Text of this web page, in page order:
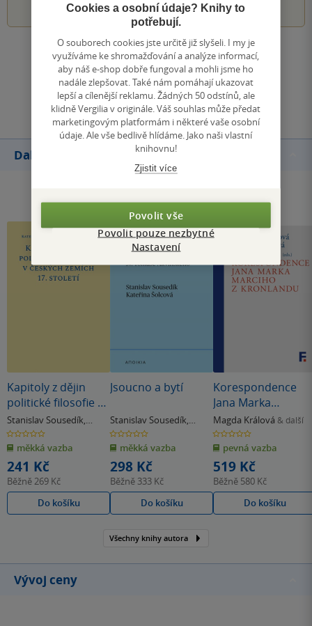
Zobrazit všechna hodnocení
Přidat hodnocení
Další knihy autora
Kapitoly z dějin
politické filosofie v
českých zemích 17.
století
Stanislav Sousedík,
Kateřina Šolcová
0.0
z
5
hvězdiček
měkká vazba
241 Kč
Běžně269 Kč
Do košíku
Jsoucno a bytí
Stanislav Sousedík,
Kateřina Šolcová
0.0
z
5
hvězdiček
měkká vazba
298 Kč
Běžně 333 Kč
Do košíku
Korespondence
Jana Marka
Marciho z
Kronlandu
Magda Králová & další
0.0
z
5
hvězdiček
pevná vazba
519 Kč
Běžně 580 Kč
Do košíku
Všechny knihy autora
Vývoj ceny
Cookies a osobní údaje? Knihy to
potřebují.
O souborech cookies jste určitě již slyšeli. I my je
využíváme ke shromažďování a analýze informací,
aby náš e-shop dobře fungoval a mohli jsme ho
nadále zlepšovat. Také nám pomáhají ukazovat
lepší a cílenější reklamu. Žádných 50 odstínů, ale
klidně Vergilia v originále. Váš souhlas může předat
marketingovým platformám i některé vaše osobní
údaje. Ale vše bedlivě hlídáme. Jako naši vlastní
knihovnu!
Zjistit více
Povolit vše
Povolit pouze nezbytné
Nastavení